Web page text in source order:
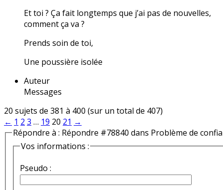
Et toi ? Ça fait longtemps que j’ai pas de nouvelles,
comment ça va ?
Prends soin de toi,
Une poussière isolée
Auteur
Messages
20 sujets de 381 à 400 (sur un total de 407)
← 1 2 3 … 19 20 21 →
Répondre à : Répondre #78840 dans Problème de
Vos informations :
Pseudo :